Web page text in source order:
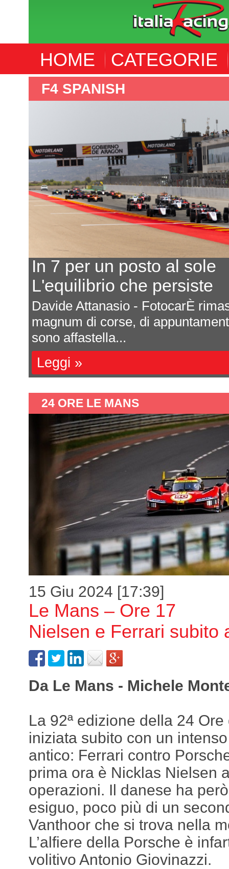
HOME CATEGORIE
al sole
persiste
FotocarÈ rimasta nascosta nel mare
di appuntamenti e di emozioni, che si
24 ORE LE MANS
15 Giu 2024 [17:39]
Le Mans – Ore 17
Nielsen e Ferrari subito
Da Le Mans - Michele
La 92ª edizione della 24
iniziata subito con un
antico: Ferrari contro
prima ora è Nicklas Nielsen
operazioni. Il danese ha
esiguo, poco più di un
Vanthoor che si trova nella
L’alfiere della Porsche è
volitivo Antonio Giovinazzi.